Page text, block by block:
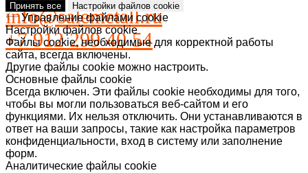
info@salemetall.ru
+7 912 299 40 54
Принять все Настройки файлов cookie
Управление файлами cookie
Настройки файлов cookie
Файлы cookie, необходимые для корректной работы
сайта, всегда включены.
Другие файлы cookie можно настроить.
Основные файлы cookie
Всегда включен. Эти файлы cookie необходимы для того,
чтобы вы могли пользоваться веб-сайтом и его
функциями. Их нельзя отключить. Они устанавливаются в
ответ на ваши запросы, такие как настройка параметров
конфиденциальности, вход в систему или заполнение
форм.
Аналитические файлы cookie